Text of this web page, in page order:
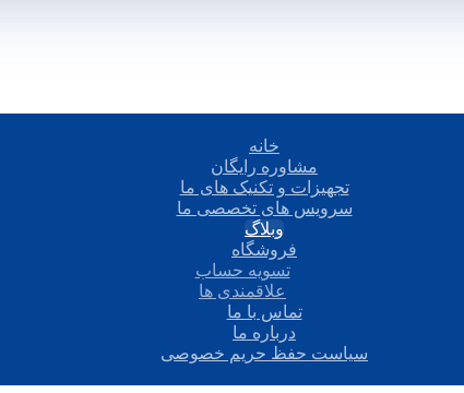
خانه
مشاوره رایگان
تجهیزات و تکنیک های ما
سرویس های تخصصی ما
وبلاگ
فروشگاه
تسویه حساب
علاقمندی ها
تماس با ما
درباره ما
سیاست حفظ حریم خصوصی